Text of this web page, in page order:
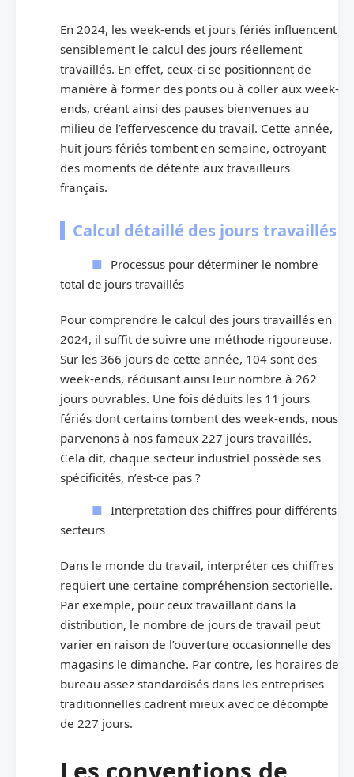
En 2024, les week-ends et jours fériés influencent
sensiblement le calcul des jours réellement
travaillés. En effet, ceux-ci se positionnent de
manière à former des ponts ou à coller aux week-
ends, créant ainsi des pauses bienvenues au
milieu de l’effervescence du travail. Cette année,
huit jours fériés tombent en semaine, octroyant
des moments de détente aux travailleurs
français.
Calcul détaillé des jours travaillés
Processus pour déterminer le nombre
total de jours travaillés
Pour comprendre le calcul des jours travaillés en
2024, il suffit de suivre une méthode rigoureuse.
Sur les 366 jours de cette année, 104 sont des
week-ends, réduisant ainsi leur nombre à 262
jours ouvrables. Une fois déduits les 11 jours
fériés dont certains tombent des week-ends, nous
parvenons à nos fameux 227 jours travaillés.
Cela dit, chaque secteur industriel possède ses
spécificités, n’est-ce pas ?
Interpretation des chiffres pour différents
secteurs
Dans le monde du travail, interpréter ces chiffres
requiert une certaine compréhension sectorielle.
Par exemple, pour ceux travaillant dans la
distribution, le nombre de jours de travail peut
varier en raison de l’ouverture occasionnelle des
magasins le dimanche. Par contre, les horaires de
bureau assez standardisés dans les entreprises
traditionnelles cadrent mieux avec ce décompte
de 227 jours.